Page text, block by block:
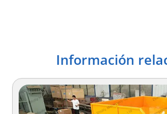
Información